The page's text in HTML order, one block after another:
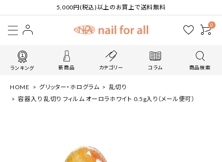
5,000円(税込)以上のお買上で送料無料
0
ランキング 新商品 カテゴリー コラム 商品検索
HOME グリッター・ホログラム
乱切り
容器入り 乱切り フィルム オーロラホワイト 0.5g入り（メール便可）